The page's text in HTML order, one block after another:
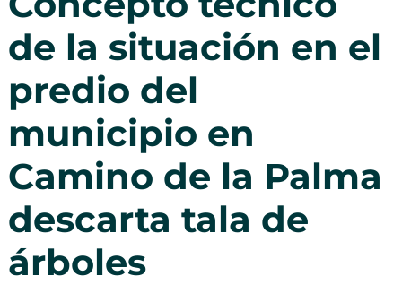
de la situación en el
predio del
municipio en
Camino de la Palma
descarta tala de
árboles